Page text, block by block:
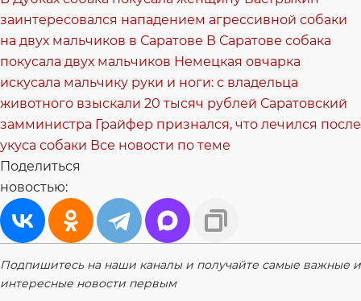
заинтересовался нападением агрессивной собаки
на двух мальчиков в Саратове В Саратове собака
покусала двух мальчиков Немецкая овчарка
искусала мальчику руки и ноги: с владельца
животного взыскали 20 тысяч рублей Саратовский
замминистра Грайфер признался, что лечился после
укуса собаки Все новости по теме
Поделиться
новостью:
Подпишитесь на наши каналы и получайте самые важные и
интересные новости первым